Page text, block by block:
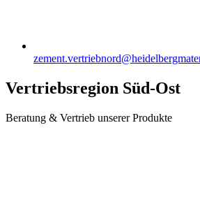
Vertriebsregion Süd-Ost
Beratung & Vertrieb unserer Produkte